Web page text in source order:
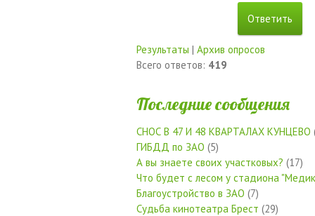
Результаты | Архив опросов
Всего ответов: 419
Последние сообщения
СНОС В 47 И 48 КВАРТАЛАХ КУНЦЕВО
ГИБДД по ЗАО (5)
А вы знаете своих участковых? (17)
Что будет с лесом у стадиона
Благоустройство в ЗАО (7)
Судьба кинотеатра Брест (29)